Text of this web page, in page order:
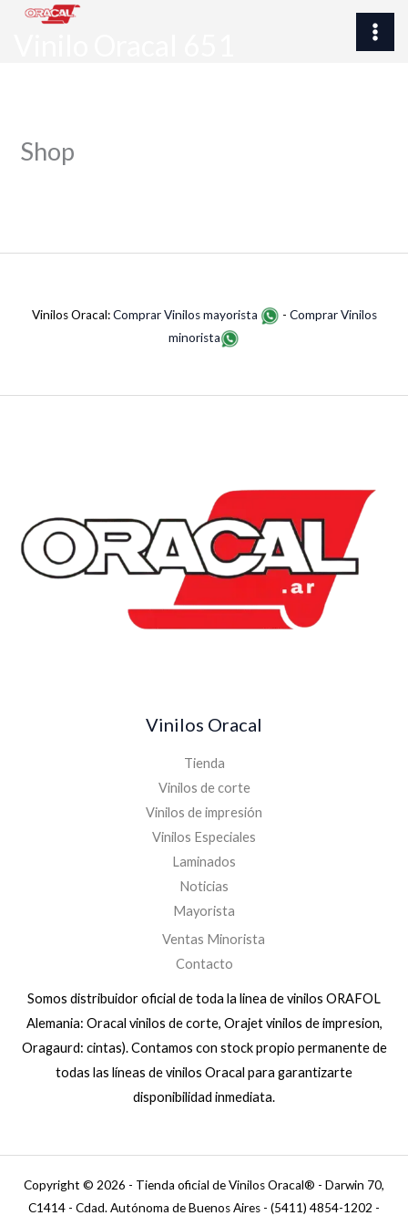
Shop
Vinilos Oracal:Comprar Vinilos mayorista - Comprar Vinilos
minorista
Vinilos Oracal
Tienda
Vinilos de corte
Vinilos de impresión
Vinilos Especiales
Laminados
Noticias
Mayorista
Ventas Minorista
Contacto
Somos distribuidor oficial de toda la linea de vinilos ORAFOL
Alemania: Oracal vinilos de corte, Orajet vinilos de impresion,
Oragaurd: cintas). Contamos con stock propio permanente de
todas las líneas de vinilos Oracal para garantizarte
disponibilidad inmediata.
Copyright © 2026 - Tienda oficial de Vinilos Oracal® - Darwin 70,
C1414 - Cdad. Autónoma de Buenos Aires - (5411) 4854-1202 -